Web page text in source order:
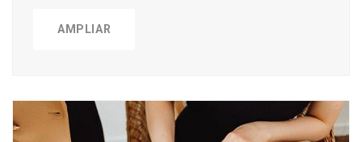
AMPLIAR